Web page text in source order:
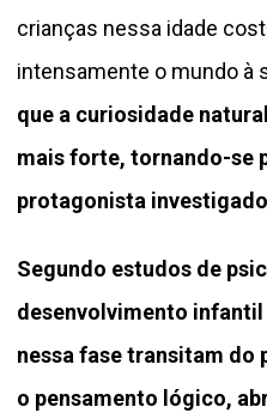
crianças nessa idade
intensamente o mundo à
que a curiosidade
mais forte, tornando-se
protagonista
Segundo estudos de
desenvolvimento
nessa fase transitam do
o pensamento lógico,